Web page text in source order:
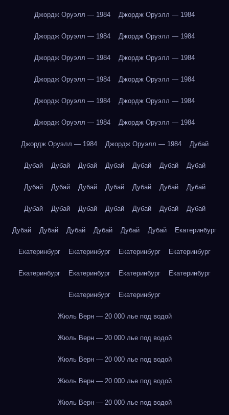
Джордж Оруэлл — 1984 Джордж Оруэлл — 1984
Джордж Оруэлл — 1984 Джордж Оруэлл — 1984
Джордж Оруэлл — 1984 Джордж Оруэлл — 1984
Джордж Оруэлл — 1984 Джордж Оруэлл — 1984
Джордж Оруэлл — 1984 Джордж Оруэлл — 1984
Джордж Оруэлл — 1984 Джордж Оруэлл — 1984
Джордж Оруэлл — 1984 Джордж Оруэлл — 1984 Дубай
Дубай Дубай Дубай Дубай Дубай Дубай Дубай
Дубай Дубай Дубай Дубай Дубай Дубай Дубай
Дубай Дубай Дубай Дубай Дубай Дубай Дубай
Дубай Дубай Дубай Дубай Дубай Дубай Екатеринбург
Екатеринбург Екатеринбург Екатеринбург Екатеринбург
Екатеринбург Екатеринбург Екатеринбург Екатеринбург
Екатеринбург Екатеринбург
Жюль Верн — 20 000 лье под водой
Жюль Верн — 20 000 лье под водой
Жюль Верн — 20 000 лье под водой
Жюль Верн — 20 000 лье под водой
Жюль Верн — 20 000 лье под водой